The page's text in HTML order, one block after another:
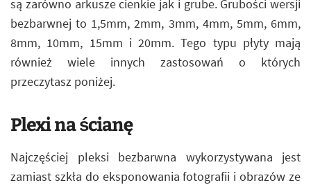
są zarówno arkusze cienkie jak i grube. Grubości wersji
bezbarwnej to 1,5mm, 2mm, 3mm, 4mm, 5mm, 6mm,
8mm, 10mm, 15mm i 20mm. Tego typu płyty mają
również wiele innych zastosowań o których
przeczytasz poniżej.
Plexi na ścianę
Najczęściej pleksi bezbarwna wykorzystywana jest
zamiast szkła do eksponowania fotografii i obrazów ze